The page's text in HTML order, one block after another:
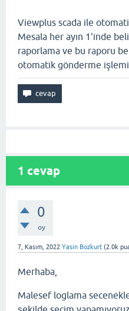
Viewplus scada ile
Mesala her ayın 1'inde
raporlama ve bu raporu
otomatik gönderme işlemi
1 cevap
0
oy
7, Kasım, 2022 Yasin Bozkurt (2.0k
Merhaba,
Malesef loglama